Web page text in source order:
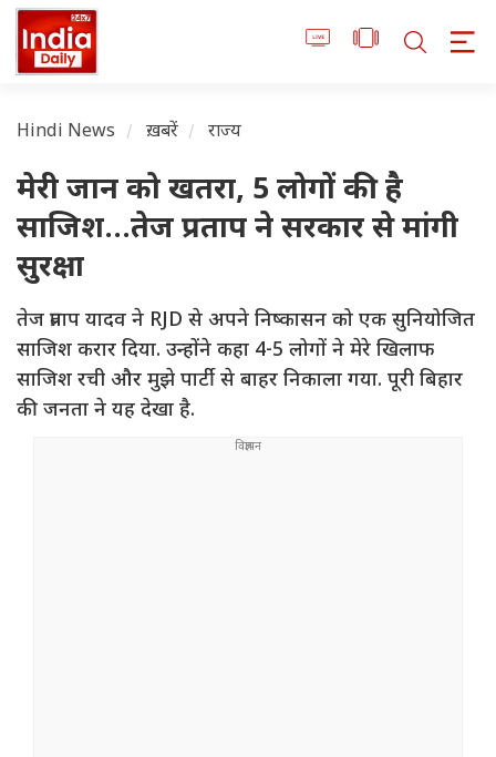
Hindi News ख़बरें राज्य
मेरी जान को खतरा, 5 लोगों की है
साजिश...तेज प्रताप ने सरकार से मांगी
सुरक्षा
तेज प्रताप यादव ने RJD से अपने निष्कासन को एक सुनियोजित
साजिश करार दिया. उन्होंने कहा 4-5 लोगों ने मेरे खिलाफ
साजिश रची और मुझे पार्टी से बाहर निकाला गया. पूरी बिहार
की जनता ने यह देखा है.